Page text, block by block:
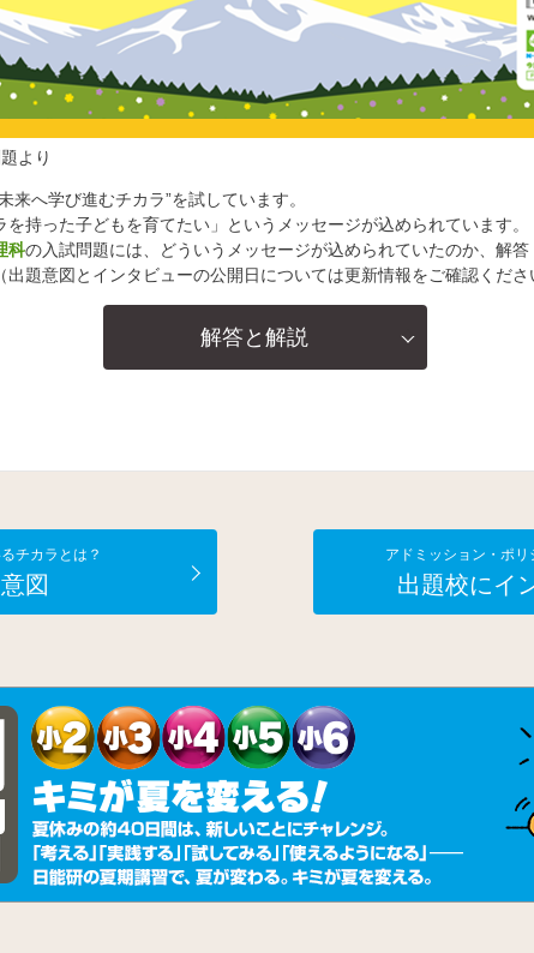
より
来へ学び進むチカラ”を試しています。
持った子どもを育てたい」というメッセージが込められています。
科の入試問題には、どういうメッセージが込められていたのか、解
題意図とインタビューの公開日については更新情報をご確認くださ
解答と解説
チカラとは？
図
アドミッション・ポ
出題校にイ